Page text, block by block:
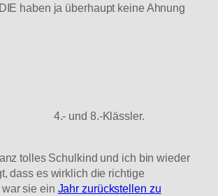
haben ja überhaupt keine Ahnung
4.- und 8.-Klässler.
tolles Schulkind und ich bin wieder
dass es wirklich die richtige
sie ein Jahr zurückstellen zu